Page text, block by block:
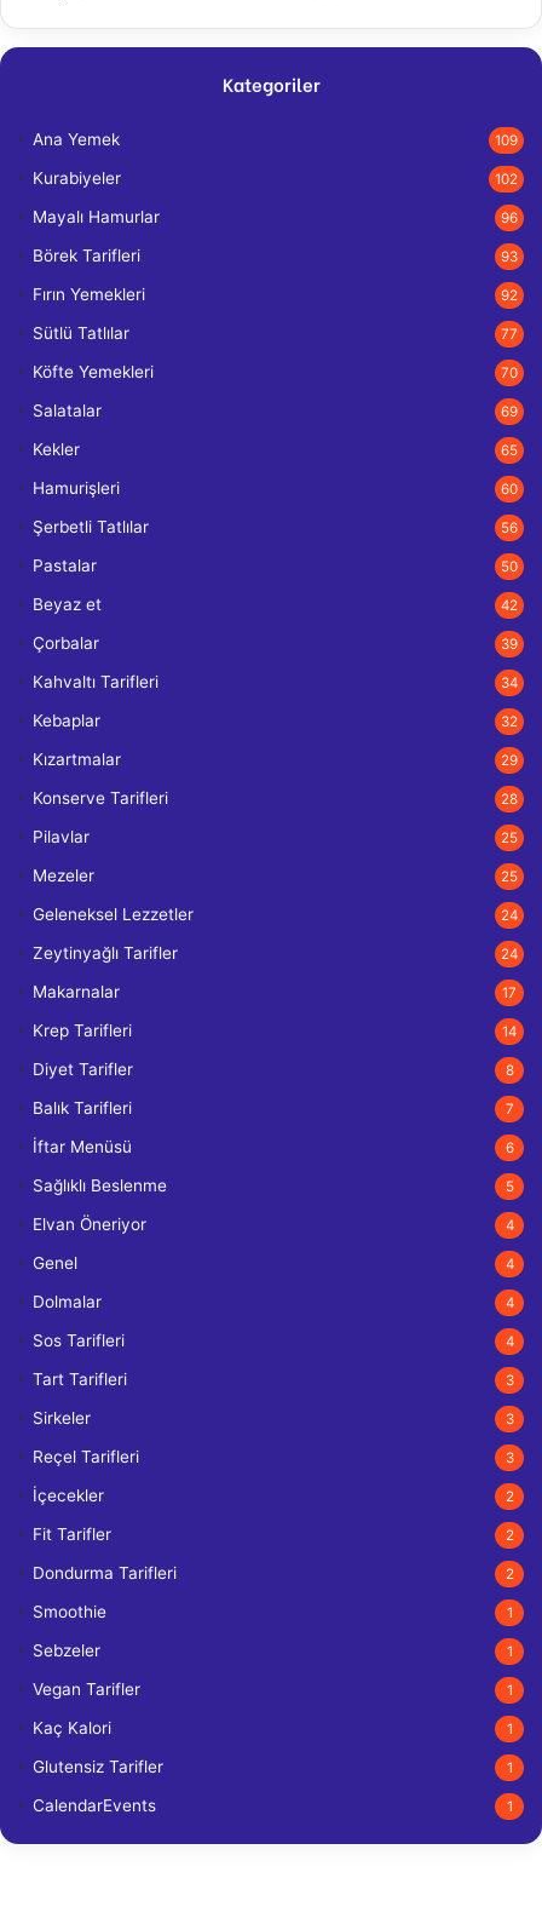
Kategoriler
Ana Yemek 109
Kurabiyeler 102
Mayalı Hamurlar 96
Börek Tarifleri 93
Fırın Yemekleri 92
Sütlü Tatlılar 77
Köfte Yemekleri 70
Salatalar 69
Kekler 65
Hamurişleri 60
Şerbetli Tatlılar 56
Pastalar 50
Beyaz et 42
Çorbalar 39
Kahvaltı Tarifleri 34
Kebaplar 32
Kızartmalar 29
Konserve Tarifleri 28
Pilavlar 25
Mezeler 25
Geleneksel Lezzetler 24
Zeytinyağlı Tarifler 24
Makarnalar 17
Krep Tarifleri 14
Diyet Tarifler 8
Balık Tarifleri 7
İftar Menüsü 6
Sağlıklı Beslenme 5
Elvan Öneriyor 4
Genel 4
Dolmalar 4
Sos Tarifleri 4
Tart Tarifleri 3
Sirkeler 3
Reçel Tarifleri 3
İçecekler 2
Fit Tarifler 2
Dondurma Tarifleri 2
Smoothie 1
Sebzeler 1
Vegan Tarifler 1
Kaç Kalori 1
Glutensiz Tarifler 1
CalendarEvents 1